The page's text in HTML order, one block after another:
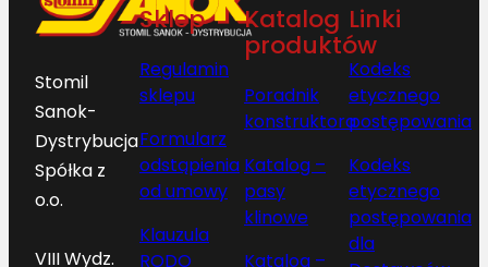
Stomil
Sanok-
Dystrybucja
Spółka z
o.o.
VIII Wydz.
Sklep
Regulamin
sklepu
Formularz
odstąpienia
od umowy
Klauzula
RODO
Katalog
produktów
Poradnik
konstruktora
Katalog –
pasy
klinowe
Katalog –
Linki
Kodeks
etycznego
postępowania
Kodeks
etycznego
postępowania
dla